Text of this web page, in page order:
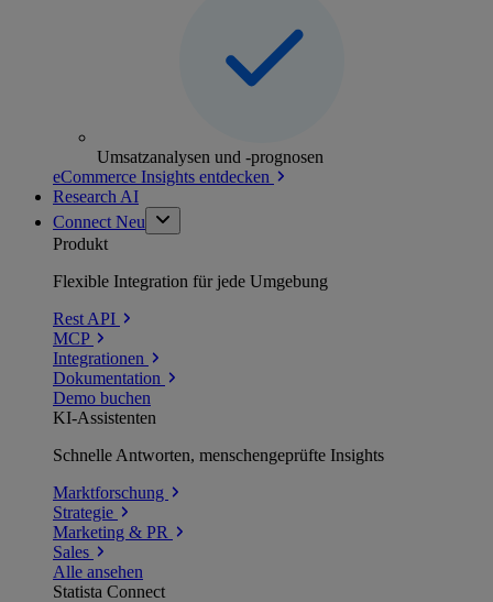
Umsatzanalysen und -prognosen
eCommerce Insights entdecken
Research AI
Connect Neu
Produkt
Flexible Integration für jede Umgebung
Rest API
MCP
Integrationen
Dokumentation
Demo buchen
KI-Assistenten
Schnelle Antworten, menschengeprüfte Insights
Marktforschung
Strategie
Marketing & PR
Sales
Alle ansehen
Statista Connect